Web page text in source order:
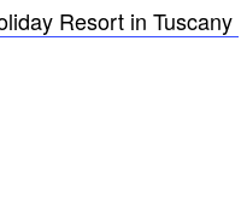
Resort in Tuscany